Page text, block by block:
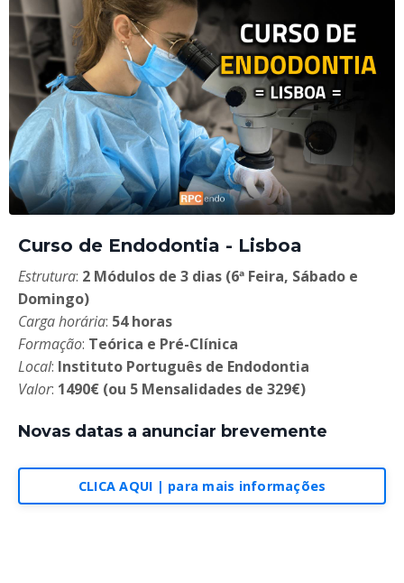
Curso de Endodontia - Lisboa
Estrutura: 2 Módulos de 3 dias (6ª Feira, Sábado e
Domingo)
Carga horária: 54 horas
Formação: Teórica e Pré-Clínica
Local: Instituto Português de Endodontia
Valor: 1490€ (ou 5 Mensalidades de 329€)
Novas datas a anunciar brevemente
CLICA AQUI | para mais informações